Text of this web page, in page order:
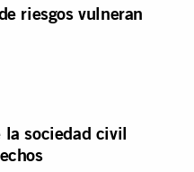
riesgos vulneran
la sociedad civil